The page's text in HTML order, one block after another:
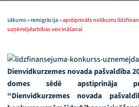
sākums»remigrācija»apstiprināts nolikums
uzņēmējdarbības veicināšanai
Dienvidkurzemes novada pašvaldība
domes sēdē apstiprināja
“Dienvidkurzemes novada